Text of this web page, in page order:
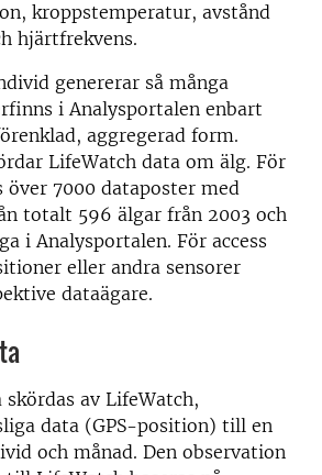
kroppstemperatur, avstånd
hjärtfrekvens.
genererar så många
i Analysportalen enbart
aggregerad form.
LifeWatch data om älg. För
över 7000 dataposter med
totalt 596 älgar från 2003 och
i Analysportalen. För access
eller andra sensorer
dataägare.
av LifeWatch,
data (GPS-position) till en
och månad. Den observation